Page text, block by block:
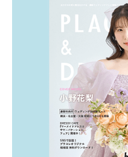
一番お得？」
解決します。
ング